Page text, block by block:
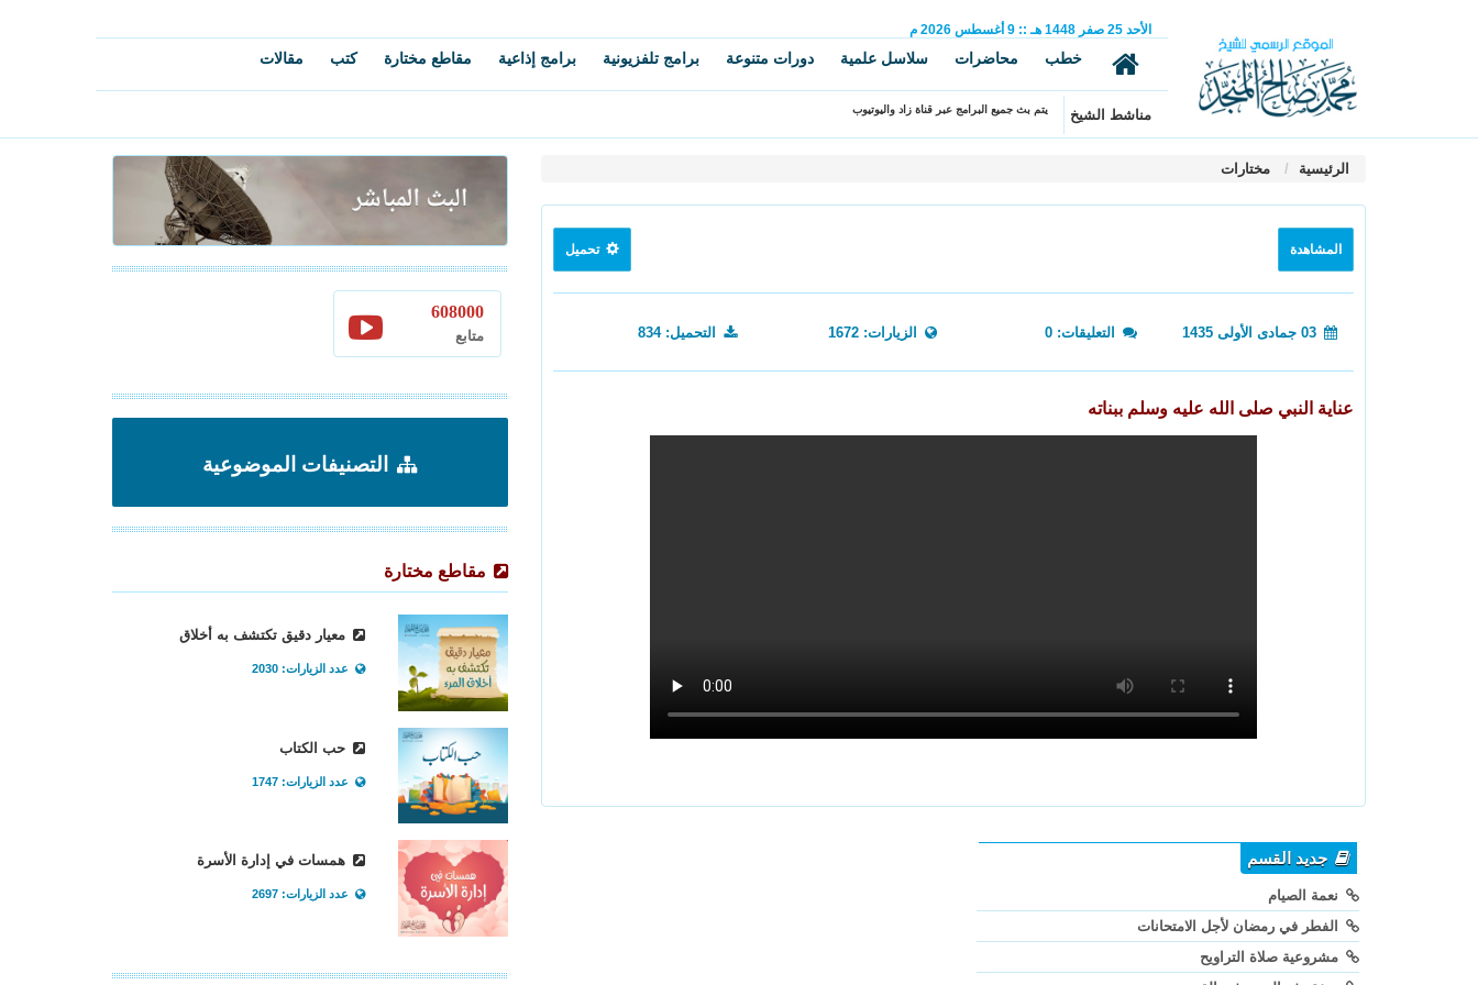
الأحد 25 صفر 1448 هـ ::
9 أغسطس 2026 م
خطب محاضرات سلاسل علمية دورات متنوعة برامج تلفزيونية برامج إذاعية مقاطع مختارة كتب مقالات
مناشط الشيخ يتم بث جميع البرامج عبر قناة زاد واليوتيوب
الرئيسية مختارات
المشاهدة تحميل
التعليقات: 0 الزيارات: 1672 التحميل: 834
عناية النبي صلى الله عليه وسلم ببناته
جديد القسم
نعمة الصيام
الفطر في رمضان لأجل الامتحانات
مشروعية صلاة التراويح
608000
متابع
التصنيفات الموضوعية
مقاطع مختارة
معيار دقيق تكتشف به أخلاق
عدد الزيارات: 2030
حب الكتاب
عدد الزيارات: 1747
همسات في إدارة الأسرة
عدد الزيارات: 2697